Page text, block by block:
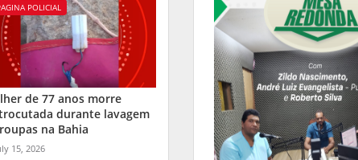
POLICIAL
de 77 anos morre
durante lavagem
na Bahia
15, 2026